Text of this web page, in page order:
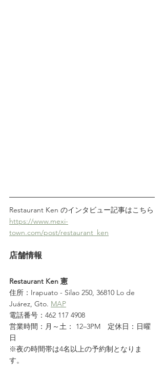
Restaurant Ken のインタビュー記事はこちら
https://www.mexi-
town.com/post/restaurant_ken
店舗情報
Restaurant Ken 憲
住所：Irapuato - Silao 250, 36810 Lo de
Juárez, Gto. MAP
電話番号：462 117 4908
営業時間：月～土： 12–3PM　定休日：日曜
日
※夜の時間帯は4名以上の予約制となりま
す。